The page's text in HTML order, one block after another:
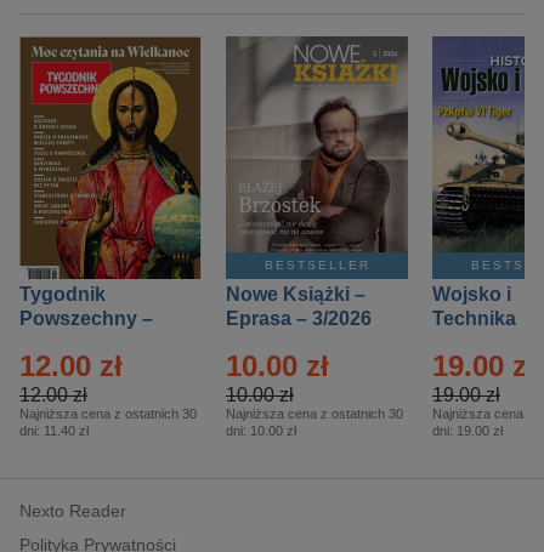
Tygodnik
Powszechny –
12.00 zł
12.00 zł
Najniższa cena z ostatnich 30
dni: 11.40 zł
BESTSELLER
Nowe Książki –
Eprasa – 3/2026
10.00 zł
10.00 zł
Najniższa cena z ostatnich 30
dni: 10.00 zł
Wojsko i
Technika
– 2/2026
19.00 zł
19.00 zł
Najniższa cena z
dni: 19.00 zł
Nexto Reader
Polityka Prywatności